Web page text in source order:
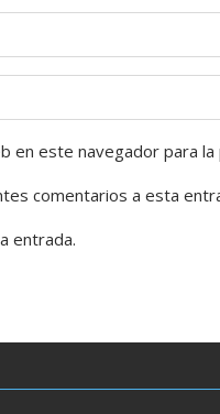
en este navegador para
comentarios a esta
entrada.